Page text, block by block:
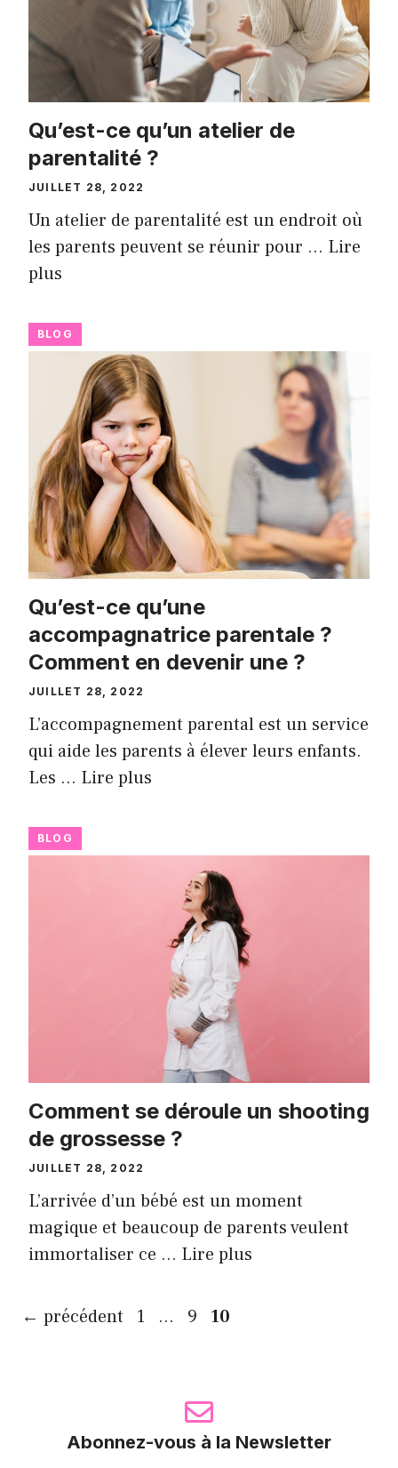
Qu’est-ce qu’un atelier de
parentalité ?
JUILLET 28, 2022
Un atelier de parentalité est un endroit où
les parents peuvent se réunir pour … Lire
plus
BLOG
Qu’est-ce qu’une
accompagnatrice parentale ?
Comment en devenir une ?
JUILLET 28, 2022
L’accompagnement parental est un service
qui aide les parents à élever leurs enfants.
Les … Lire plus
BLOG
Comment se déroule un shooting
de grossesse ?
JUILLET 28, 2022
L’arrivée d’un bébé est un moment
magique et beaucoup de parents veulent
immortaliser ce … Lire plus
← précédent Page
1 … Page
9 Page
10
Abonnez-vous à la Newsletter